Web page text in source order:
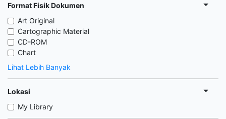
Format Fisik Dokumen
Art Original
Cartographic Material
CD-ROM
Chart
Lihat Lebih Banyak
Lokasi
My Library